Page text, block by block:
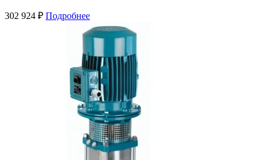
302 924 ₽ Подробнее